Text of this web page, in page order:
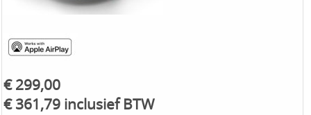
€ 299,00
€ 361,79 inclusief BTW